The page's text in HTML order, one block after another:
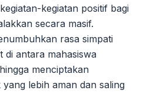
kegiatan positif bagi
secara masif.
rasa simpati
di antara mahasiswa
menciptakan
lebih aman dan saling